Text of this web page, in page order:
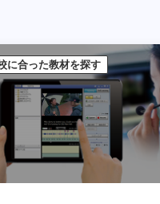
に合った教材を探す